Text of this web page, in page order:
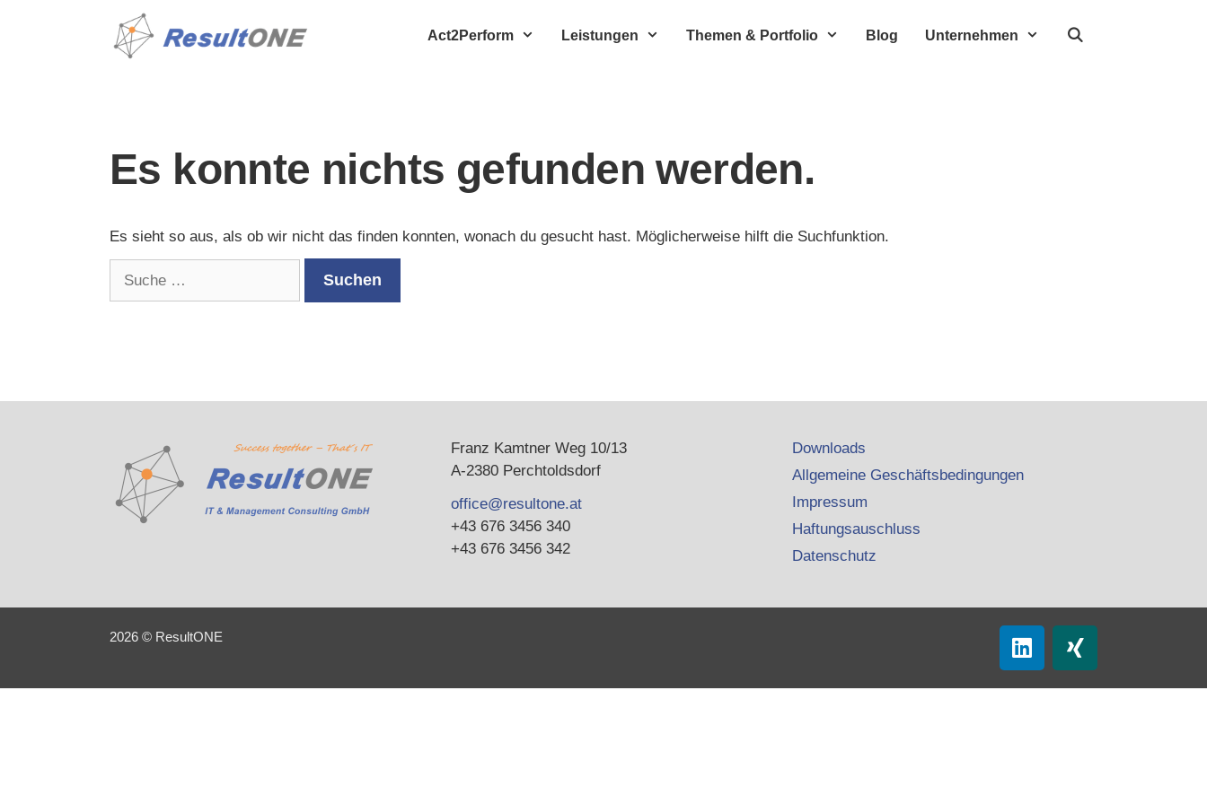
Act2Perform Leistungen Themen & Portfolio Blog Unternehmen
Es konnte nichts gefunden werden.
Es sieht so aus, als ob wir nicht das finden konnten, wonach du gesucht hast. Möglicherweise hilft die Suchfunktion.
Franz Kamtner Weg 10/13
A-2380 Perchtoldsdorf
office@resultone.at
+43 676 3456 340
+43 676 3456 342
Downloads
Allgemeine Geschäftsbedingungen
Impressum
Haftungsauschluss
Datenschutz
2026 © ResultONE